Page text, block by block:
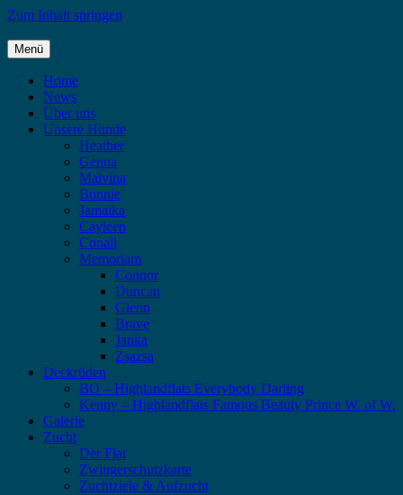
Zum Inhalt springen
Highlandflats – Flat Coated Retriever
Menü
Home
News
Über uns
Unsere Hunde
Heather
Genna
Malvina
Bonnie
Jamaika
Cayleen
Conall
Memoriam
Connor
Duncan
Glenn
Brave
Janka
Zsazsa
Deckrüden
BO – Highlandflats Everybody Darling
Kenny – Highlandflats Famous Beauty Prince W. of W.
Galerie
Zucht
Der Flat
Zwingerschutzkarte
Zuchtziele & Aufzucht